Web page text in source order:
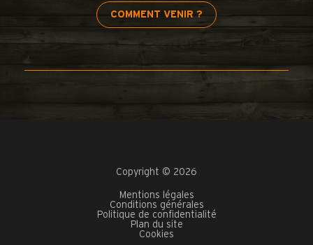
COMMENT VENIR ?
Copyright © 2026
Mentions légales
Conditions générales
Politique de confidentialité
Plan du site
Cookies